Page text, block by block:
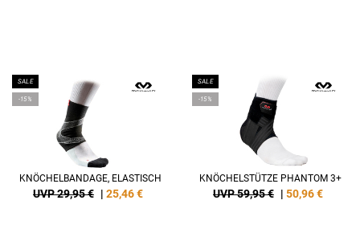
SALE
-15%
KNÖCHELBANDAGE, ELASTISCH
UVP 29,95 € | 25,46€
SALE
-15%
KNÖCHELSTÜTZE PHANTOM 3+
UVP 59,95 € | 50,96€